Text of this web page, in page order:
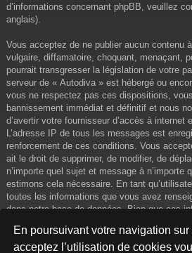
En poursuivant votre navigation
acceptez l’utilisation de cookies
d’informations concernant phpBB, veuillez
anglais).
Vous acceptez de ne publier aucun contenu
vulgaire, diffamatoire, choquant, menaçant,
pourrait transgresser la législation de votre
serveur de « Autodiva » est hébergé ou
vous ne respectez pas ces dispositions,
bannissement immédiat et définitif et nous
d’avertir votre fournisseur d’accès à internet
L’adresse IP de tous les messages est
renforcement de ces conditions. Vous
ait le droit de supprimer, de modifier, de
n’importe quel sujet et message à n’importe
estimons cela nécessaire. En tant
toutes les informations que vous avez
dans notre base de données. Bien que ces
diffusées à une tierce partie sans votre
phpBB, ne pourront être tenus comme
de piratage informatique visant à